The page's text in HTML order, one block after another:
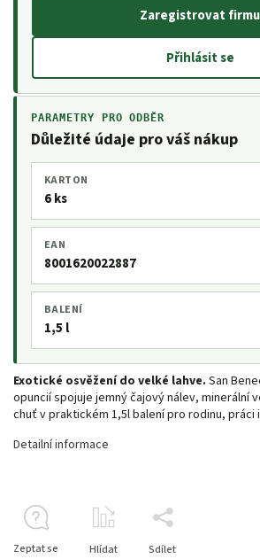
Zaregistrovat firmu
Přihlásit se
PARAMETRY PRO ODBĚR
Důležité údaje pro váš nákup
KARTON
6 ks
EAN
8001620022887
BALENÍ
1,5 l
Exotické osvěžení do velké lahve. San
opuncií spojuje jemný čajový nálev, minerální
chuť v praktickém 1,5l balení pro rodinu, práci
Detailní informace
Zeptat se Hlídat Sdílet